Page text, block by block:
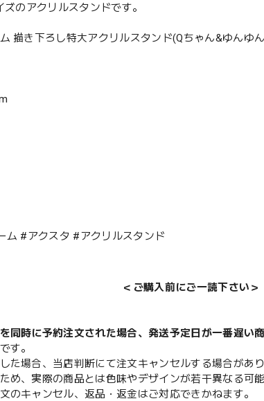
のアクリルスタンドです。
描き下ろし特大アクリルスタンド(Qちゃん&ゆんゆ
ム #アクスタ #アクリルスタンド
＜ご購入前にご一読下さい＞
同時に予約注文された場合、発送予定日が一番遅い
す。
た場合、当店判断にて注文キャンセルする場合があり
め、実際の商品とは色味やデザインが若干異なる可
のキャンセル、返品・返金はご対応できかねます。